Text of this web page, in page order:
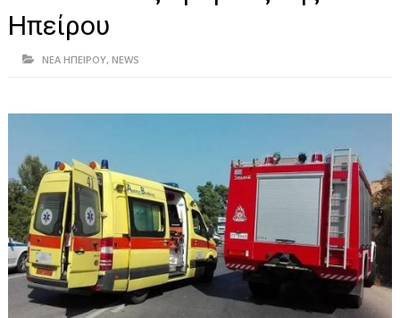
ΠΡΕΒΕΖΑ
ΙΩΑΝΝΙΝΑ
ΙΟΝΙΑ ΝΗΣΙΑ
ΚΑΙ ΕΛΛΑΔΑ
ΥΓΕΙΑ-ΟΜΟΡΦΙΑ
Ηπείρου
ΝΕΑ ΗΠΕΙΡΟΥ, NEWS